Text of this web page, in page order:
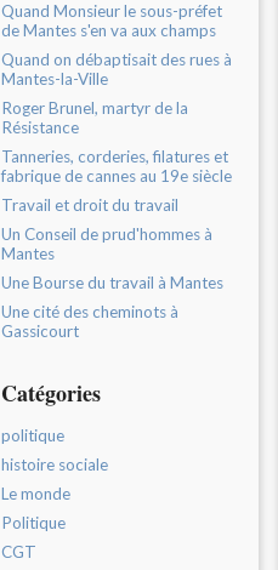
Quand Monsieur le sous-préfet
de Mantes s'en va aux champs
Quand on débaptisait des rues à
Mantes-la-Ville
Roger Brunel, martyr de la
Résistance
Tanneries, corderies, filatures et
fabrique de cannes au 19e siècle
Travail et droit du travail
Un Conseil de prud'hommes à
Mantes
Une Bourse du travail à Mantes
Une cité des cheminots à
Gassicourt
Catégories
politique
histoire sociale
Le monde
Politique
CGT